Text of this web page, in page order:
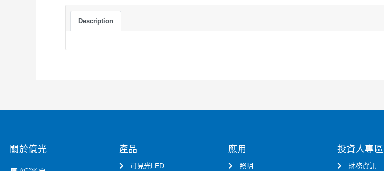
Description
關於億光 產品
可見光LED
應用
照明
投資人專區
財務資訊